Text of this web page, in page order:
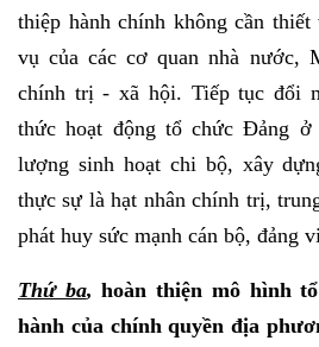
thiệp hành chính không cần
vụ của các cơ quan nhà nước,
chính trị - xã hội. Tiếp tục đổi
thức hoạt động tổ chức Đảng ở
lượng sinh hoạt chi bộ, xây
thực sự là hạt nhân chính trị,
phát huy sức mạnh cán bộ, đảng
Thứ ba,hoàn thiện mô hình
hành của chính quyền địa